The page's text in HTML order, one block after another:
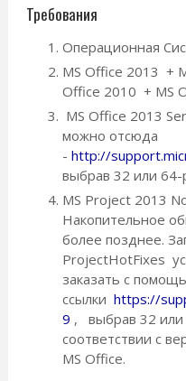
Требования
Операционная
MS Office 2013 +
Office 2010 + MS
MS Office 2013
можно отсюда
- http://
выбрав 32 или
MS Project 2013
Накопительное
более позднее.
ProjectHotFixes
заказать с
ссылки https://
9 , выбрав 32 или
соответствии с
MS Office.